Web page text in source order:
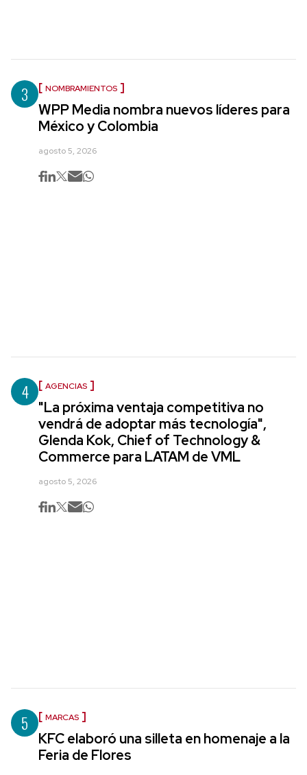
3 NOMBRAMIENTOS
WPP Media nombra nuevos líderes para
México y Colombia
agosto 5, 2026
4 AGENCIAS
"La próxima ventaja competitiva no
vendrá de adoptar más tecnología",
Glenda Kok, Chief of Technology &
Commerce para LATAM de VML
agosto 5, 2026
5 MARCAS
KFC elaboró una silleta en homenaje a la
Feria de Flores